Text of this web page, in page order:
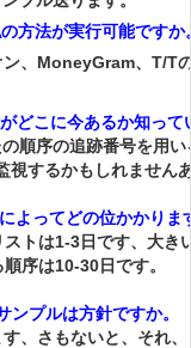
方法が実行可能ですか
、MoneyGram、T/T
どこに今あるか知って
順序の追跡番号を用
視するかもしれません
よってどの位かかりま
トは1-3日です、大き
序は10-30日です。
ンプルは方針ですか。
、さもないと、それ